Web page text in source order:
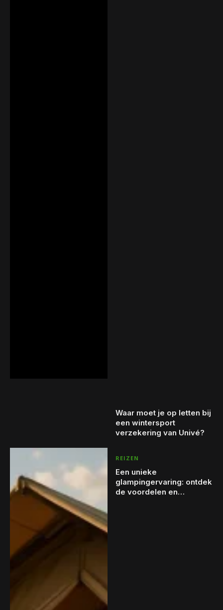
Waar moet je op letten bij
een wintersport
verzekering van Univé?
REIZEN
Een unieke
glampingervaring: ontdek
de voordelen en